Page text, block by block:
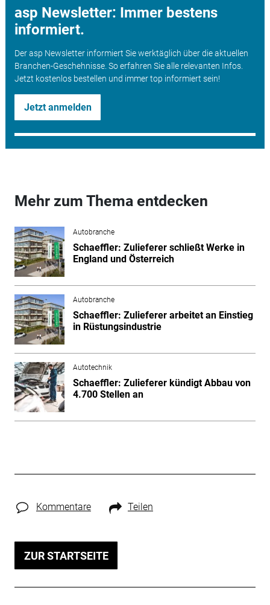
asp Newsletter: Immer bestens
informiert.
Der asp Newsletter informiert Sie werktäglich über die aktuellen
Branchen-Geschehnisse. So erfahren Sie alle relevanten Infos.
Jetzt kostenlos bestellen und immer top informiert sein!
Jetzt anmelden
Mehr zum Thema entdecken
Autobranche
Schaeffler: Zulieferer schließt Werke in
England und Österreich
Autobranche
Schaeffler: Zulieferer arbeitet an Einstieg
in Rüstungsindustrie
Autotechnik
Schaeffler: Zulieferer kündigt Abbau von
4.700 Stellen an
Kommentare Teilen
ZUR STARTSEITE